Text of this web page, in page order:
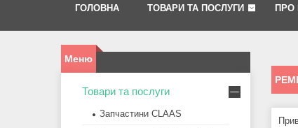
ГОЛОВНА ТОВАРИ ТА ПОСЛУГИ ПРО
Товари та послуги
Запчастини CLAAS